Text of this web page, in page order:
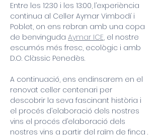
Entre les 12:30 i les 13:00, l’experiència
continua al Celler Aymar Vimbodí i
Poblet, on ens rebran amb una copa
de benvinguda Aymar ICE, el nostre
escumós més fresc, ecològic i amb
D.O. Clàssic Penedès.
A continuació, ens endinsarem en el
renovat celler centenari per
descobrir la seva fascinant història i
el procés d’elaboració dels nostres
vins el procés d’elaboració dels
nostres vins a partir del raïm de finca .